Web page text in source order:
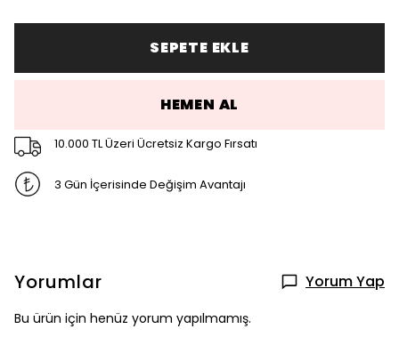
SEPETE EKLE
HEMEN AL
10.000 TL Üzeri Ücretsiz Kargo Fırsatı
3 Gün İçerisinde Değişim Avantajı
Yorumlar Yorum Yap
Bu ürün için henüz yorum yapılmamış.